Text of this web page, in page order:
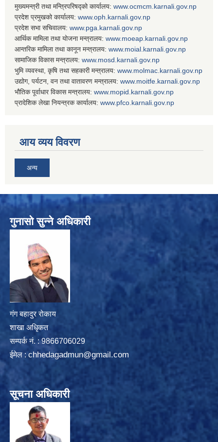
मुख्यमन्त्री तथा मन्त्रिपरिषद्को कार्यालय: www.ocmcm.karnali.gov.np
प्रदेश प्रमुखको कार्यालय: www.oph.karnali.gov.np
प्रदेश सभा सचिवालय: www. pga.karnali.gov.np
आर्थिक मामिला तथा योजना मन्त्रालय: www. moeap.karnali.gov.np
आन्तरिक मामिला तथा कानून मन्त्रालय: www. moial.karnali.gov.np
सामाजिक विकास मन्त्रालय: www. mosd.karnali.gov.np
भुमि व्यवस्था, कृषि तथा सहकारी मन्त्रालय: www. molmac.karnali.gov.np
उद्योग, पर्यटन, वन तथा वातावरण मन्त्रालय: www. moitfe.karnali.gov.np
भौतिक पूर्वाधार विकास मन्त्रालय: www. mopid.karnali.gov.np
प्रादेशिक लेखा नियन्त्रक कार्यालय: www. pfco.karnali.gov.np
आय व्यय विवरण
अन्य
गुनासो सुन्ने अधिकारी
गंग बहादुर रोकाय
शाखा अधिृकत
सम्पर्क न‌ं. : 9866706029
ईमेल : chhedagadmun@gmail.com
सूचना अधिकारी